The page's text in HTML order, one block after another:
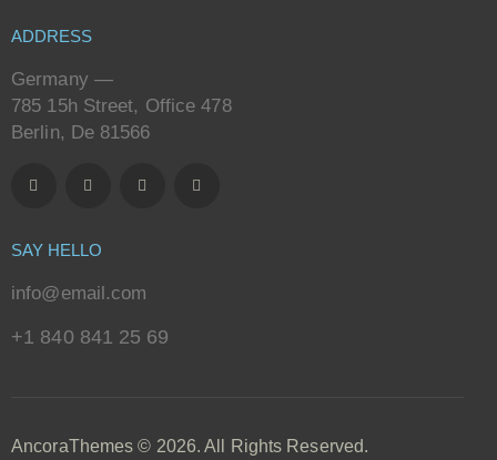
ADDRESS
Germany —
785 15h Street, Office 478
Berlin, De 81566
SAY HELLO
info@email.com
+1 840 841 25 69
AncoraThemes © 2026. All Rights Reserved.